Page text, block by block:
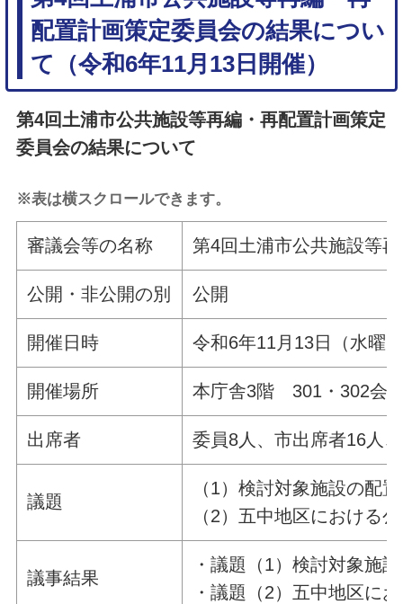
配置計画策定委員会の結果につい
て（令和6年11月13日開催）
第4回土浦市公共施設等再編・再配置計画策定
委員会の結果について
※表は横スクロールできます。
審議会等の名称 第4回土浦市公共施設等
公開・非公開の別 公開
開催日時 令和6年11月13日（水曜
開催場所 本庁舎3階 301・302会
出席者 委員8人、市出席者16人
議題
（1）検討対象施設の配
（2）五中地区における
議事結果
・議題（1）検討対象施
・議題（2）五中地区に